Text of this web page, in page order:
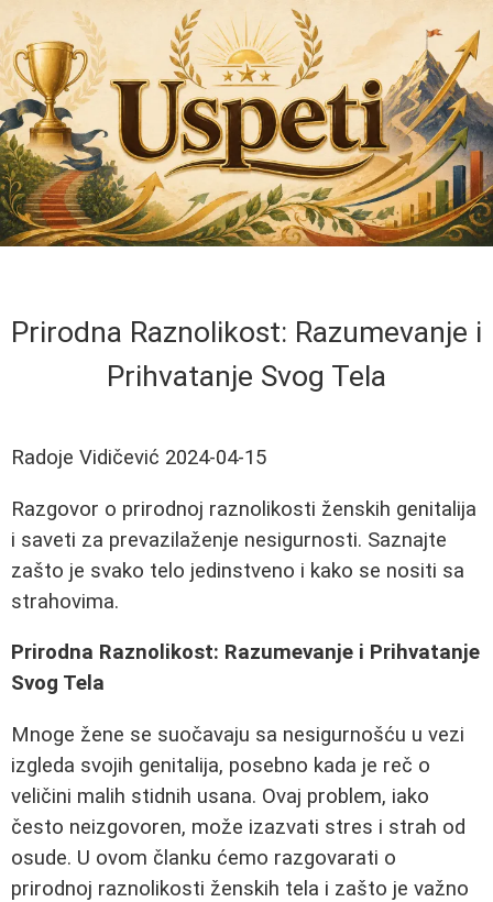
Prirodna Raznolikost: Razumevanje i
Prihvatanje Svog Tela
Radoje Vidičević 2024-04-15
Razgovor o prirodnoj raznolikosti ženskih genitalija
i saveti za prevazilaženje nesigurnosti. Saznajte
zašto je svako telo jedinstveno i kako se nositi sa
strahovima.
Prirodna Raznolikost: Razumevanje i Prihvatanje
Svog Tela
Mnoge žene se suočavaju sa nesigurnošću u vezi
izgleda svojih genitalija, posebno kada je reč o
veličini malih stidnih usana. Ovaj problem, iako
često neizgovoren, može izazvati stres i strah od
osude. U ovom članku ćemo razgovarati o
prirodnoj raznolikosti ženskih tela i zašto je važno